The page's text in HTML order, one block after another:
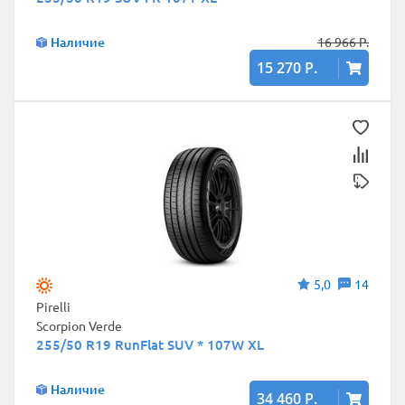
Наличие 16 966 Р.
15 270 Р.
5,0
14
Pirelli
Scorpion Verde
255/50 R19 RunFlat SUV * 107W XL
Наличие 34 460 Р.